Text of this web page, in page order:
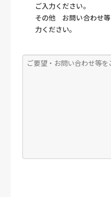
ご入力ください。
その他 お問い合わせ
力ください。